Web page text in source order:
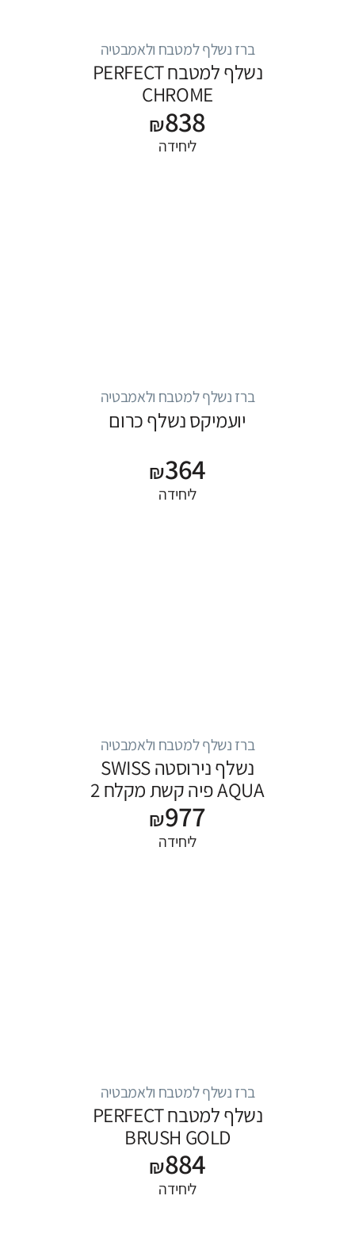
ברז נשלף למטבח ולאמבטיה
נשלף למטבח PERFECT
CHROME
₪838
ליחידה
ברז נשלף למטבח ולאמבטיה
יועמיקס נשלף כרום
₪364
ליחידה
ברז נשלף למטבח ולאמבטיה
נשלף נירוסטה SWISS
AQUA פיה קשת מקלח 2
מצבים
₪977
ליחידה
ברז נשלף למטבח ולאמבטיה
נשלף למטבח PERFECT
BRUSH GOLD
₪884
ליחידה